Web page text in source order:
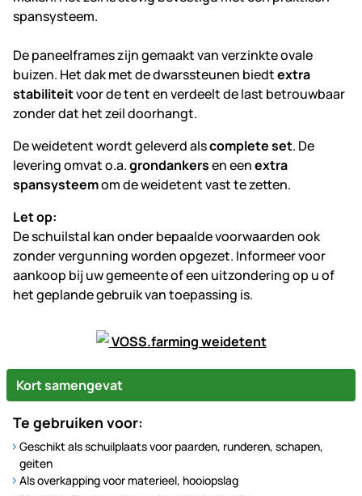
spansysteem.
De paneelframes zijn gemaakt van verzinkte ovale
buizen. Het dak met de dwarssteunen biedtextra
stabiliteitvoor de tent en verdeelt de last betrouwbaar
zonder dat het zeil doorhangt.
De weidetent wordt geleverd alscomplete set. De
levering omvat o.a.grondankersen eenextra
spansysteemom de weidetent vast te zetten.
Let op:
De schuilstal kan onder bepaalde voorwaarden ook
zonder vergunning worden opgezet. Informeer voor
aankoop bij uw gemeente of een uitzondering op u of
het geplande gebruik van toepassing is.
VOSS.farming weidetent
Kort samengevat
Te gebruiken voor:
Geschikt als schuilplaats voor paarden, runderen, schapen,
geiten
Als overkapping voor materieel, hooiopslag